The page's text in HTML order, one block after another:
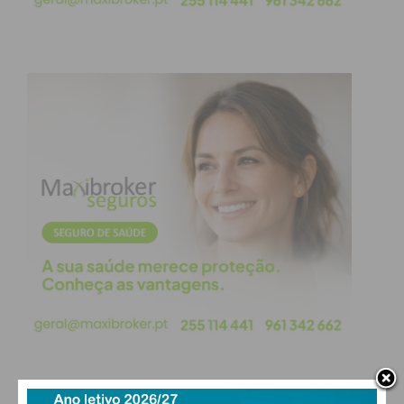
Aberta” – dívida de mais de 51 mil euros, que acolhe
vítimas de violência doméstica e que dá apoio a
toxicodependentes e alcoólicos. “Estes projetos
estão em execução desde julho de 2023, são
financiados pela Segurança Social, mas não
podemos fazer o pedido de reembolso do dinheiro
que já gastamos com eles”, lamentou Ângelo
Guedes.
A estes, acresce uma dívida de mais de 75 mil euros
relativamente aos serviços prestados entre janeiro
“Com isto tudo, não sei como vou pagar às pessoas